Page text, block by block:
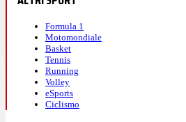
Formula 1
Motomondiale
Basket
Tennis
Running
Volley
eSports
Ciclismo